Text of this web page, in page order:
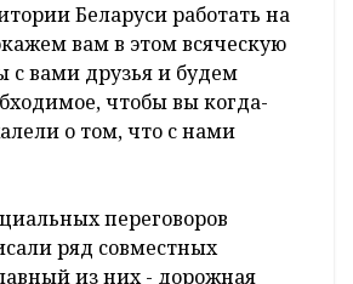
Беларуси работать на
вам в этом всяческую
вами друзья и будем
чтобы вы когда-
о том, что с нами
переговоров
ряд совместных
из них - дорожная